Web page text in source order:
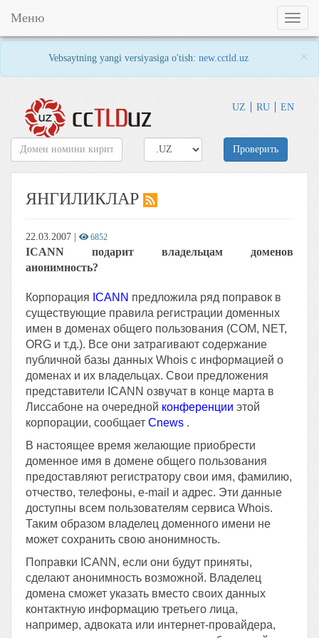
Vebsaytning yangi versiyasiga o'tish: new.cctld.uz ×
UZ RU EN
Toggle
Меню
Проверить
ЯНГИЛИКЛАР
22.03.2007 6852
ICANN подарит владельцам доменов
анонимность?
Корпорация ICANN предложила ряд поправок в
существующие правила регистрации доменных
имен в доменах общего пользования (COM, NET,
ORG и т.д.). Все они затрагивают содержание
публичной базы данных Whois с информацией о
доменах и их владельцах. Свои предложения
представители ICANN озвучат в конце марта в
Лиссабоне на очередной конференции этой
корпорации, сообщает Cnews .
В настоящее время желающие приобрести
доменное имя в домене общего пользования
предоставляют регистратору свои имя, фамилию,
отчество, телефоны, e-mail и адрес. Эти данные
доступны всем пользователям сервиса Whois.
Таким образом владелец доменного имени не
может сохранить свою анонимность.
Поправки ICANN, если они будут приняты,
сделают анонимность возможной. Владелец
домена сможет указать вместо своих данных
контактную информацию третьего лица,
например, адвоката или интернет-провайдера,